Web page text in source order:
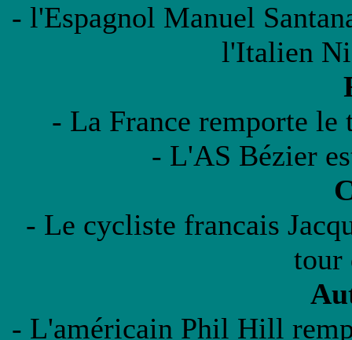
- l'Espagnol Manuel
l'Italien
- La France remporte le
- L'AS Bézier
- Le cycliste francais
tour
- L'américain Phil Hill